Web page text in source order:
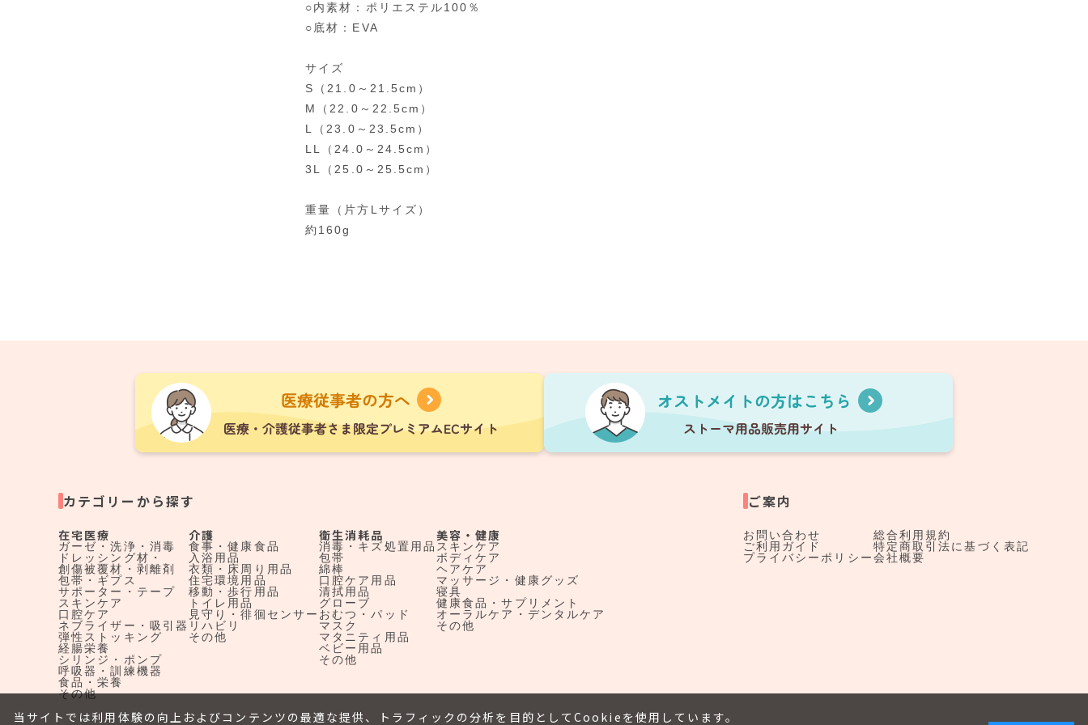
○内素材：ポリエステル100％
○底材：EVA
サイズ
S（21.0～21.5cm）
M（22.0～22.5cm）
L（23.0～23.5cm）
LL（24.0～24.5cm）
3L（25.0～25.5cm）
重量（片方Lサイズ）
約160g
カテゴリーから探す
在宅医療
ガーゼ・洗浄・消毒
ドレッシング材・
創傷被覆材・剥離剤
包帯・ギプス
サポーター・テープ
スキンケア
口腔ケア
ネブライザー・吸引器
弾性ストッキング
経腸栄養
シリンジ・ポンプ
呼吸器・訓練機器
食品・栄養
その他
介護
食事・健康食品
入浴用品
衣類・床周り用品
住宅環境用品
移動・歩行用品
トイレ用品
見守り・徘徊センサー
リハビリ
その他
衛生消耗品
消毒・キズ処置用品
包帯
綿棒
口腔ケア用品
清拭用品
グローブ
おむつ・パッド
マスク
マタニティ用品
ベビー用品
その他
美容・健康
スキンケア
ボディケア
ヘアケア
マッサージ・健康グッズ
寝具
健康食品・サプリメント
オーラルケア・デンタルケア
その他
ご案内
お問い合わせ
ご利用ガイド
プライバシーポリシー
総合利用規約
特定商取引法に基づく表記
会社概要
当サイトでは利用体験の向上およびコンテンツの最適な提供、トラフィックの分析を目的としてCookieを使用しています。